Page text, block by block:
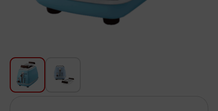
Տուն և այգի
Տեքստիլ
Սպասք